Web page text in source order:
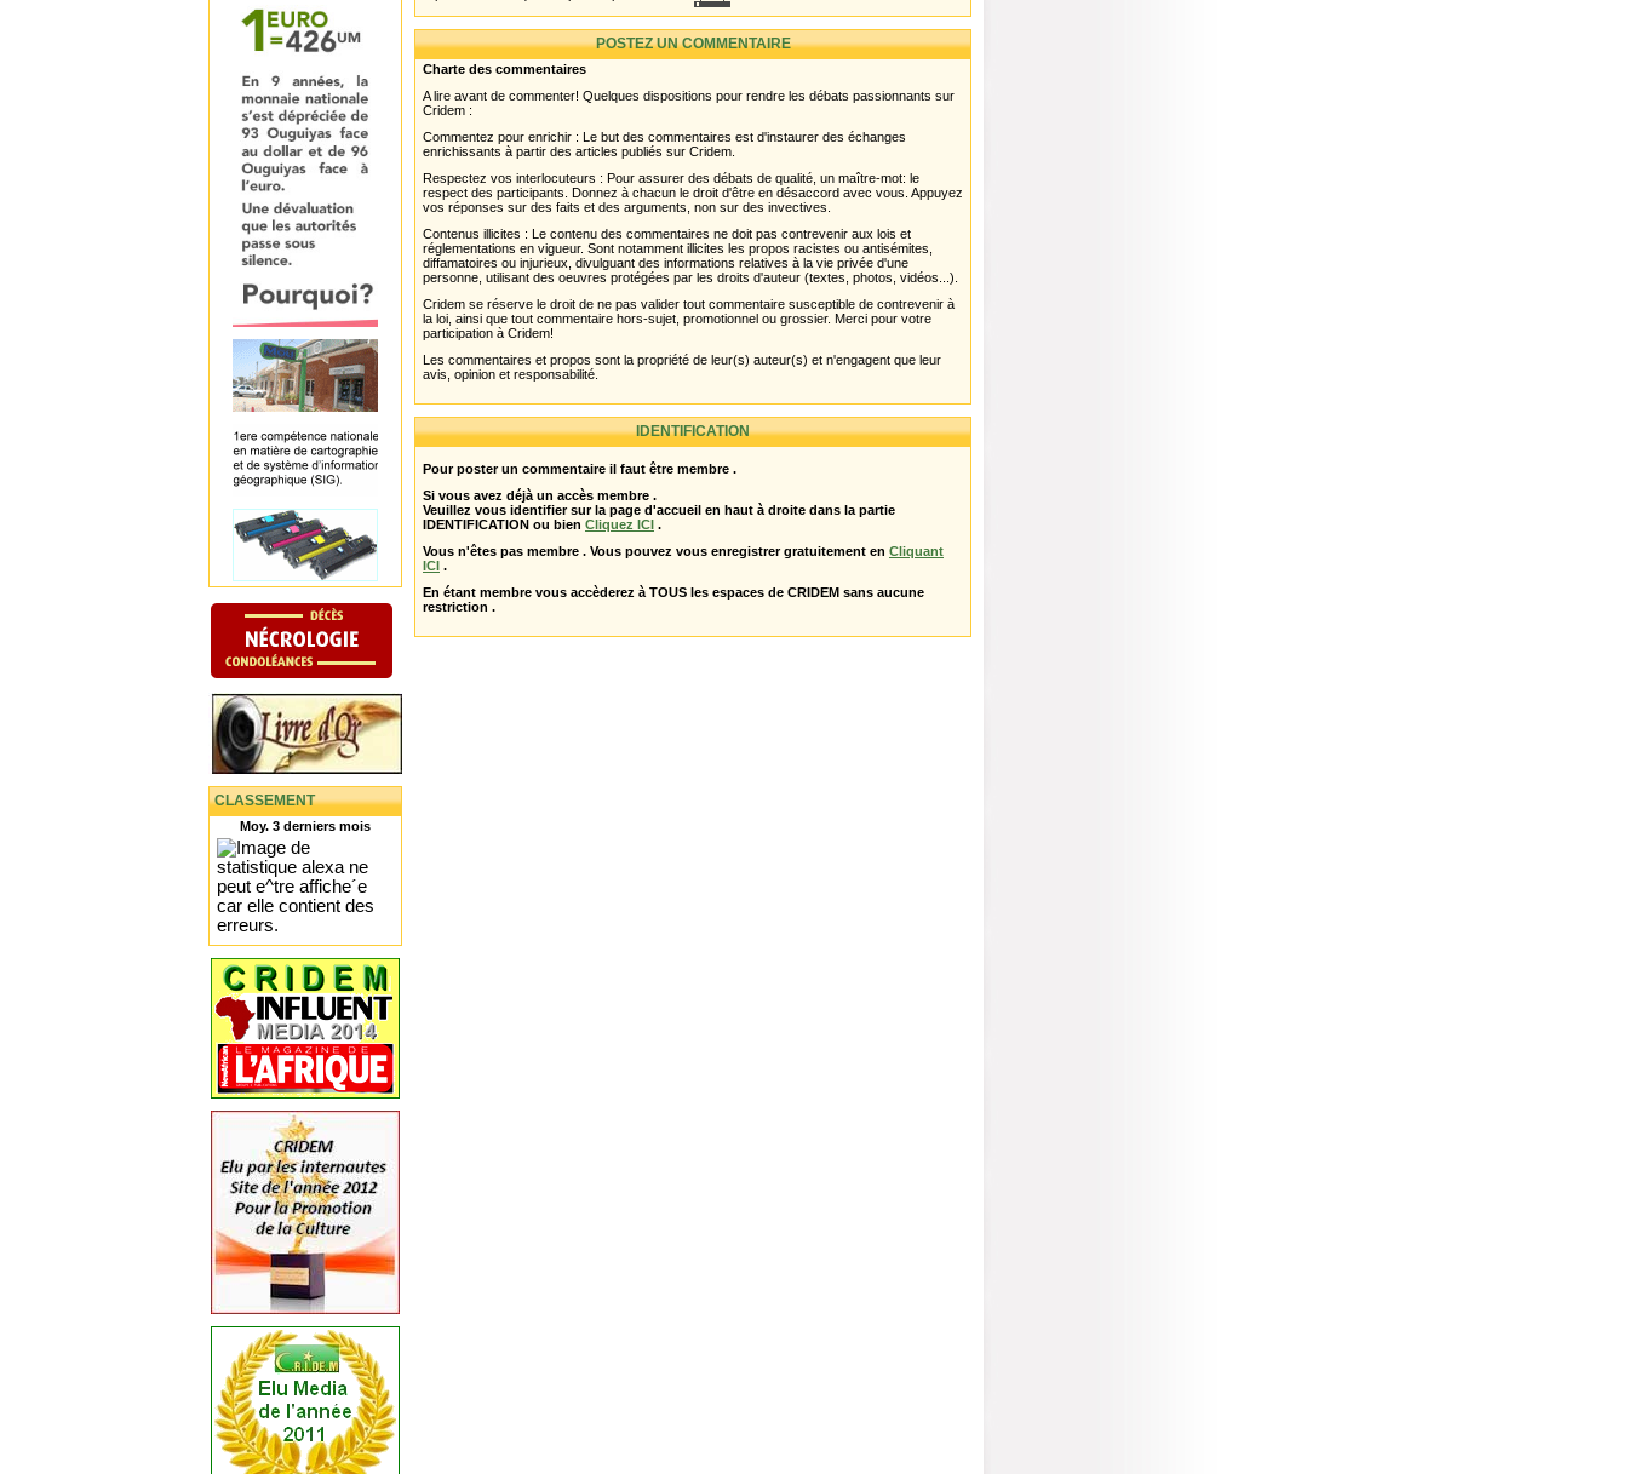
CLASSEMENT
Moy. 3 derniers mois
POSTEZ UN COMMENTAIRE
Charte des commentaires
A lire avant de commenter! Quelques dispositions pour rendre les débats passionnants sur
Cridem :
Commentez pour enrichir : Le but des commentaires est d'instaurer des échanges
enrichissants à partir des articles publiés sur Cridem.
Respectez vos interlocuteurs : Pour assurer des débats de qualité, un maître-mot: le
respect des participants. Donnez à chacun le droit d'être en désaccord avec vous. Appuyez
vos réponses sur des faits et des arguments, non sur des invectives.
Contenus illicites : Le contenu des commentaires ne doit pas contrevenir aux lois et
réglementations en vigueur. Sont notamment illicites les propos racistes ou antisémites,
diffamatoires ou injurieux, divulguant des informations relatives à la vie privée d'une
personne, utilisant des oeuvres protégées par les droits d'auteur (textes, photos, vidéos...).
Cridem se réserve le droit de ne pas valider tout commentaire susceptible de contrevenir à
la loi, ainsi que tout commentaire hors-sujet, promotionnel ou grossier. Merci pour votre
participation à Cridem!
Les commentaires et propos sont la propriété de leur(s) auteur(s) et n'engagent que leur
avis, opinion et responsabilité.
IDENTIFICATION
Pour poster un commentaire il faut être membre .
Si vous avez déjà un accès membre .
Veuillez vous identifier sur la page d'accueil en haut à droite dans la partie
IDENTIFICATION ou bien Cliquez ICI .
Vous n'êtes pas membre . Vous pouvez vous enregistrer gratuitement en Cliquant
ICI .
En étant membre vous accèderez à TOUS les espaces de CRIDEM sans aucune
restriction .